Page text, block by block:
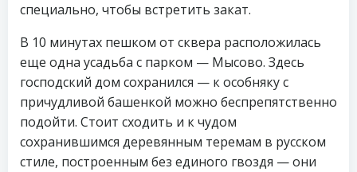
специально, чтобы встретить закат.
В 10 минутах пешком от сквера расположилась
еще одна усадьба с парком — Мысово. Здесь
господский дом сохранился — к особняку с
причудливой башенкой можно беспрепятственно
подойти. Стоит сходить и к чудом
сохранившимся деревянным теремам в русском
стиле, построенным без единого гвоздя — они